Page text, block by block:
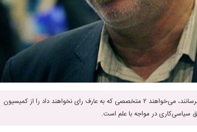
کوچکی نژاد گفت: آقایان برای اینکه رای آقای عارف را به حد نصاب برسانند، می‌خواهند ۲ متخصصی که به عارف رای نخواهند داد را از کمیسیون